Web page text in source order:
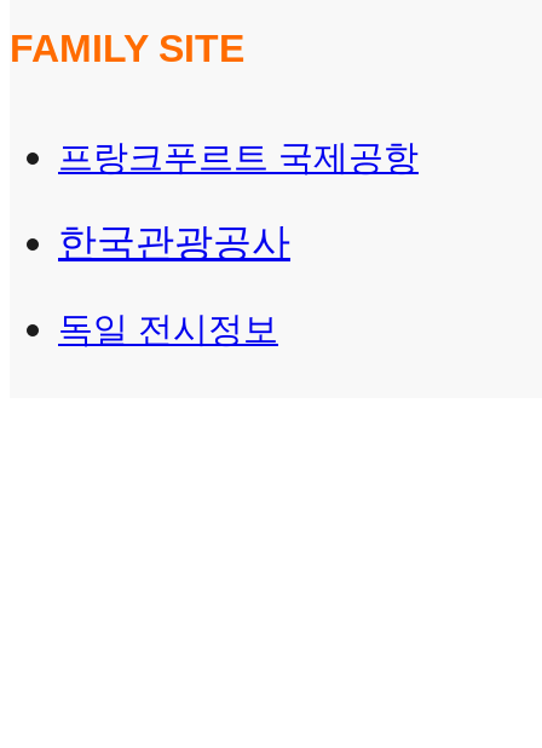
FAMILY SITE
프랑크푸르트 국제공항
한국관광공사
독일 전시정보